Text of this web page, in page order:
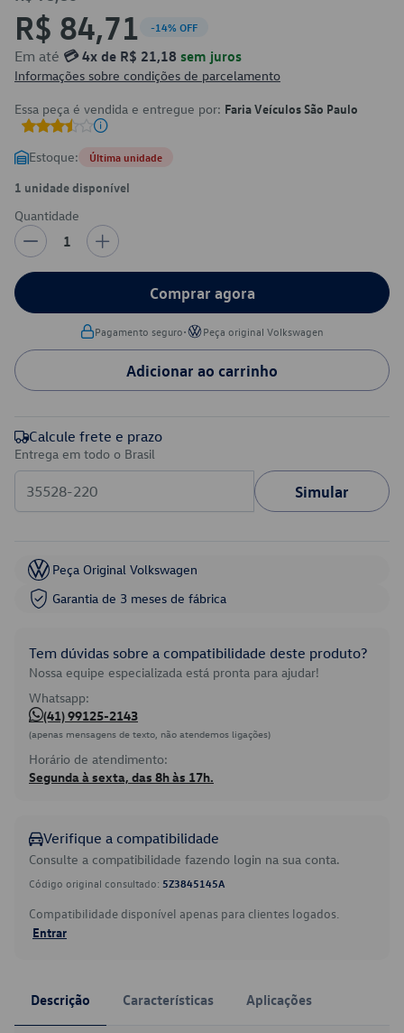
R$ 84,71 -14% OFF
Em até 💳 4x de R$ 21,18 sem juros
Informações sobre condições de parcelamento
Essa peça é vendida e entregue por: Faria Veículos São Paulo
Estoque: Última unidade
1 unidade disponível
Quantidade
1
Comprar agora
Pagamento seguro• Peça original Volkswagen
Adicionar ao carrinho
Calcule frete e prazo
Entrega em todo o Brasil
Simular
Peça Original Volkswagen
Garantia de 3 meses de fábrica
Tem dúvidas sobre a compatibilidade deste produto?
Nossa equipe especializada está pronta para ajudar!
Whatsapp:
(41) 99125-2143
(apenas mensagens de texto, não atendemos ligações)
Horário de atendimento:
Segunda à sexta, das 8h às 17h.
Verifique a compatibilidade
Consulte a compatibilidade fazendo login na sua conta.
Código original consultado: 5Z3845145A
Compatibilidade disponível apenas para clientes logados.
Entrar
Descrição Características Aplicações